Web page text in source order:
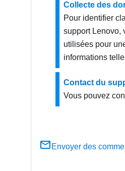
Collecte des
Pour identifier
support Lenovo,
utilisées pour
informations
Contact du
Vous pouvez
Envoyer des